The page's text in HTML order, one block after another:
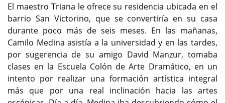
El maestro Triana le ofrece su residencia ubicada en el
barrio San Victorino, que se convertiría en su casa
durante poco más de seis meses. En las mañanas,
Camilo Medina asistía a la universidad y en las tardes,
por sugerencia de su amigo David Manzur, tomaba
clases en la Escuela Colón de Arte Dramático, en un
intento por realizar una formación artística integral
más que por una real inclinación hacia las artes